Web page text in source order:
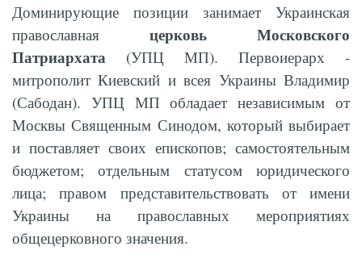
Доминирующие позиции занимает Украинская
православная церковь Московского
Патриархата (УПЦ МП). Первоиерарх -
митрополит Киевский и всея Украины Владимир
(Сабодан). УПЦ МП обладает независимым от
Москвы Священным Синодом, который выбирает
и поставляет своих епископов; самостоятельным
бюджетом; отдельным статусом юридического
лица; правом представительствовать от имени
Украины на православных мероприятиях
общецерковного значения.